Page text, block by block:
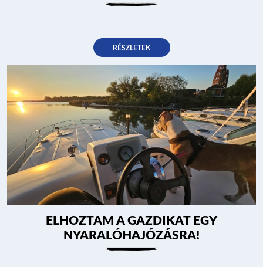
RÉSZLETEK
ELHOZTAM A GAZDIKAT EGY
NYARALÓHAJÓZÁSRA!